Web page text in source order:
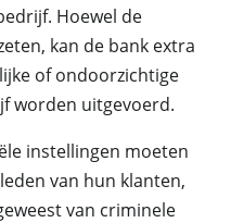
Hoewel de
kan de bank extra
of ondoorzichtige
worden uitgevoerd.
instellingen moeten
van hun klanten,
van criminele